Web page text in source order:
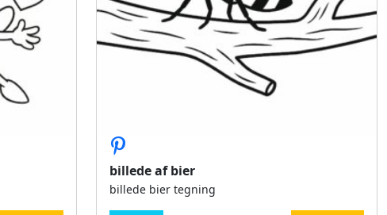
billede af bier
billede bier tegning